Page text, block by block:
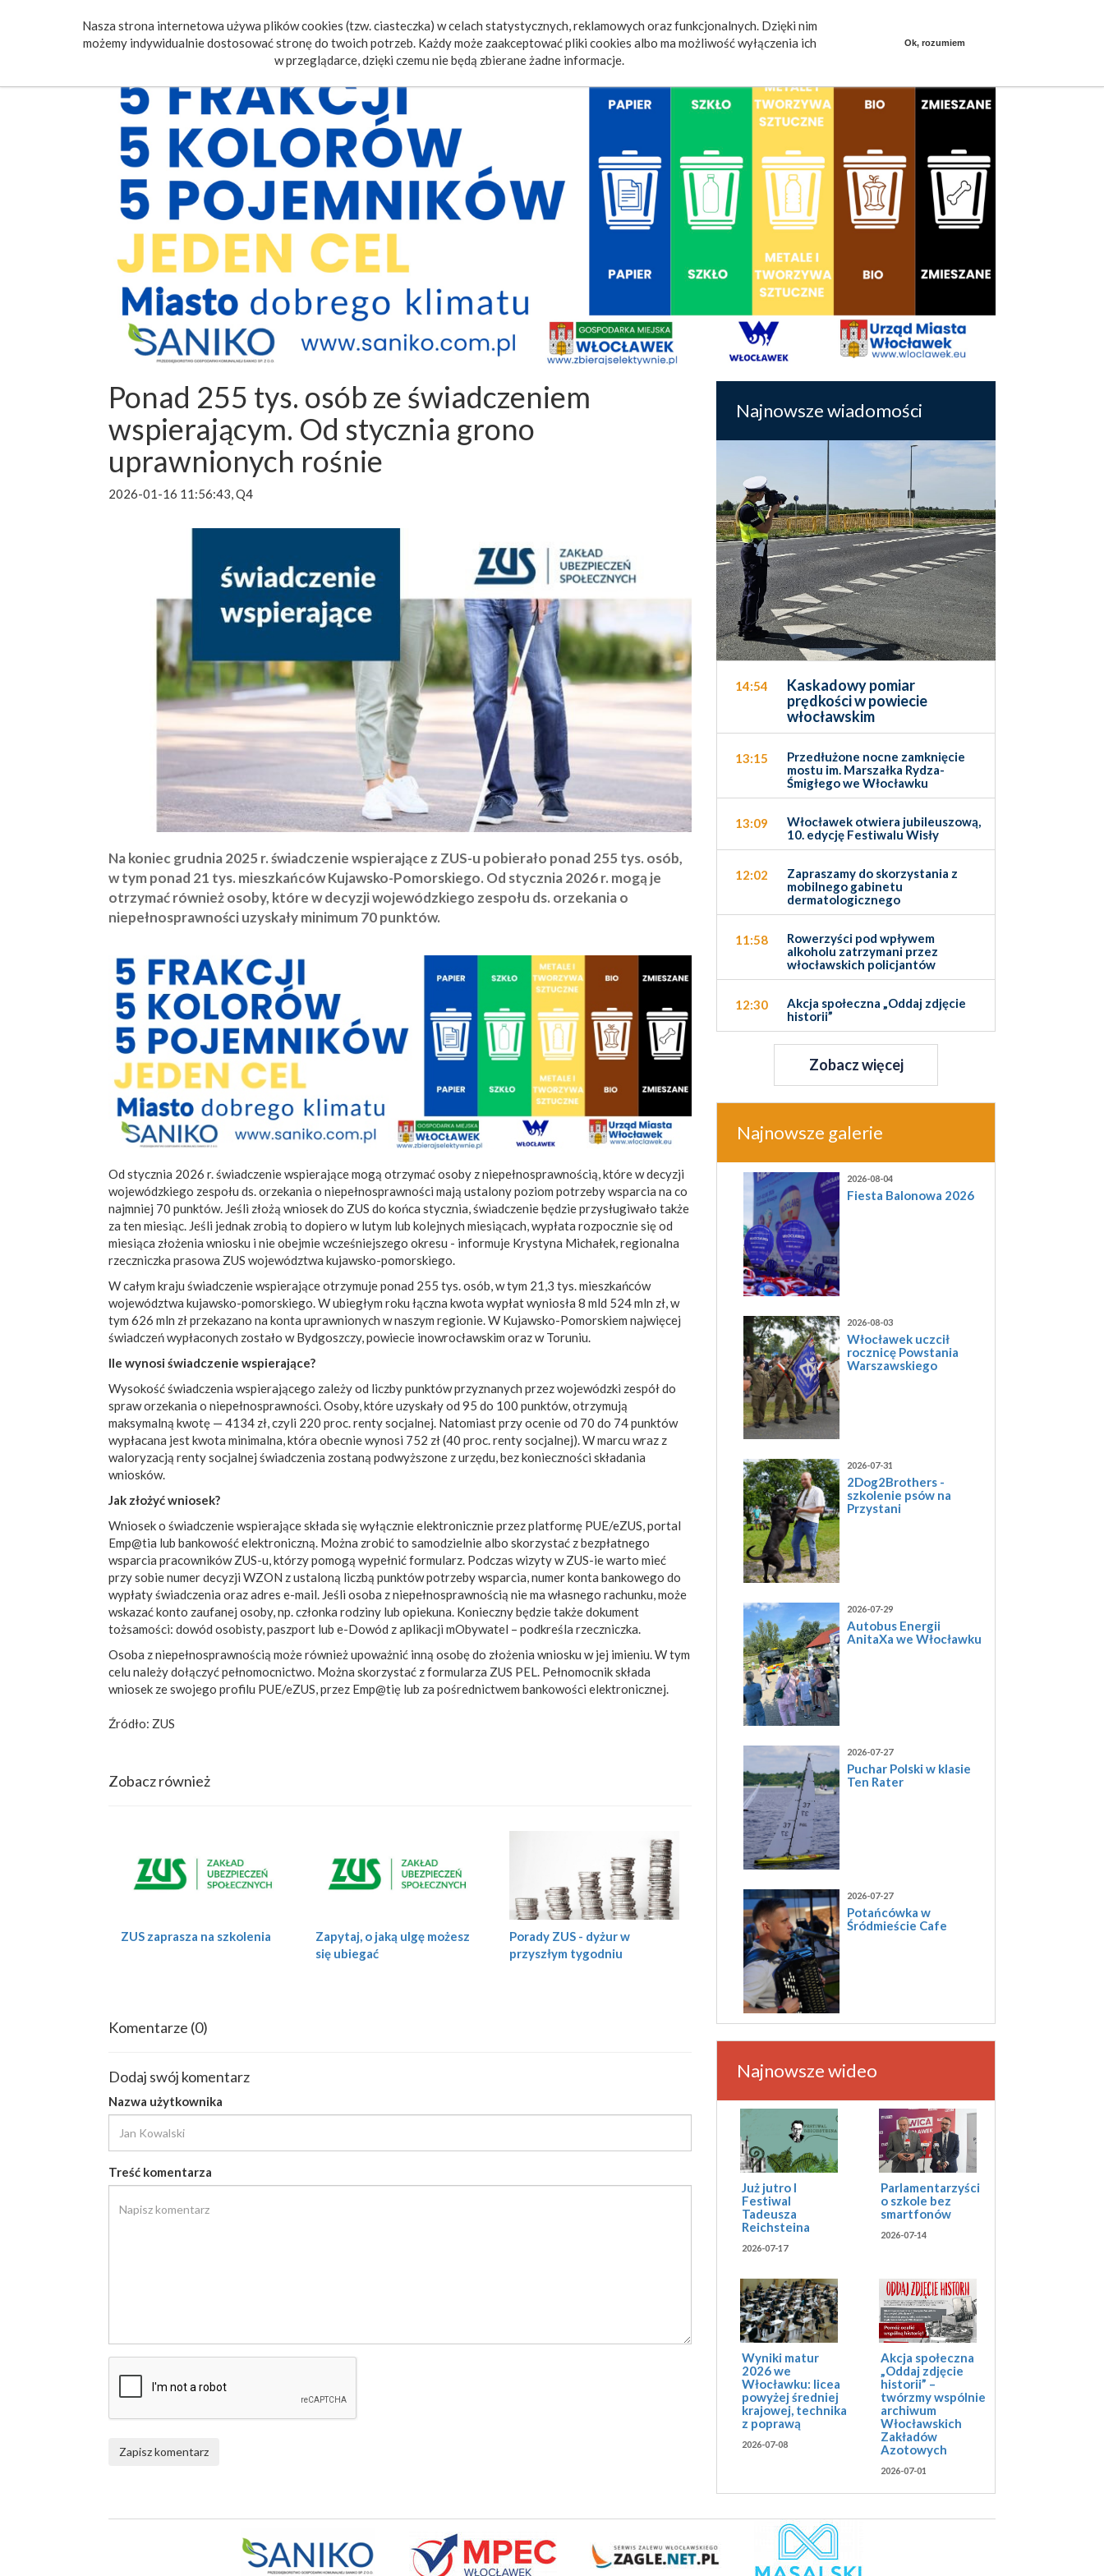
Nasza strona internetowa używa plików cookies (tzw. ciasteczka) w celach statystycznych, reklamowych oraz funkcjonalnych. Dzięki nim
możemy indywidualnie dostosować stronę do twoich potrzeb. Każdy może zaakceptować pliki cookies albo ma możliwość wyłączenia ich
w przeglądarce, dzięki czemu nie będą zbierane żadne informacje.
Ok, rozumiem
Poczta Wydarzenia Ogłoszenia Video Fotorelacje Mieszkańcy mówią
Ponad 255 tys. osób ze świadczeniem
wspierającym. Od stycznia grono
uprawnionych rośnie
2026-01-16 11:56:43, Q4
Na koniec grudnia 2025 r. świadczenie wspierające z ZUS-u pobierało ponad 255 tys. osób,
w tym ponad 21 tys. mieszkańców Kujawsko-Pomorskiego. Od stycznia 2026 r. mogą je
otrzymać również osoby, które w decyzji wojewódzkiego zespołu ds. orzekania o
niepełnosprawności uzyskały minimum 70 punktów.
Od stycznia 2026 r. świadczenie wspierające mogą otrzymać osoby z niepełnosprawnością, które w decyzji
wojewódzkiego zespołu ds. orzekania o niepełnosprawności mają ustalony poziom potrzeby wsparcia na co
najmniej 70 punktów. Jeśli złożą wniosek do ZUS do końca stycznia, świadczenie będzie przysługiwało także
za ten miesiąc. Jeśli jednak zrobią to dopiero w lutym lub kolejnych miesiącach, wypłata rozpocznie się od
miesiąca złożenia wniosku i nie obejmie wcześniejszego okresu - informuje Krystyna Michałek, regionalna
rzeczniczka prasowa ZUS województwa kujawsko-pomorskiego.
W całym kraju świadczenie wspierające otrzymuje ponad 255 tys. osób, w tym 21,3 tys. mieszkańców
województwa kujawsko-pomorskiego. W ubiegłym roku łączna kwota wypłat wyniosła 8 mld 524 mln zł, w
tym 626 mln zł przekazano na konta uprawnionych w naszym regionie. W Kujawsko-Pomorskiem najwięcej
świadczeń wypłaconych zostało w Bydgoszczy, powiecie inowrocławskim oraz w Toruniu.
Ile wynosi świadczenie wspierające?
Wysokość świadczenia wspierającego zależy od liczby punktów przyznanych przez wojewódzki zespół do
spraw orzekania o niepełnosprawności. Osoby, które uzyskały od 95 do 100 punktów, otrzymują
maksymalną kwotę — 4134 zł, czyli 220 proc. renty socjalnej. Natomiast przy ocenie od 70 do 74 punktów
wypłacana jest kwota minimalna, która obecnie wynosi 752 zł (40 proc. renty socjalnej). W marcu wraz z
waloryzacją renty socjalnej świadczenia zostaną podwyższone z urzędu, bez konieczności składania
wniosków.
Jak złożyć wniosek?
Wniosek o świadczenie wspierające składa się wyłącznie elektronicznie przez platformę PUE/eZUS, portal
Emp@tia lub bankowość elektroniczną. Można zrobić to samodzielnie albo skorzystać z bezpłatnego
wsparcia pracowników ZUS-u, którzy pomogą wypełnić formularz. Podczas wizyty w ZUS-ie warto mieć
przy sobie numer decyzji WZON z ustaloną liczbą punktów potrzeby wsparcia, numer konta bankowego do
wypłaty świadczenia oraz adres e-mail. Jeśli osoba z niepełnosprawnością nie ma własnego rachunku, może
wskazać konto zaufanej osoby, np. członka rodziny lub opiekuna. Konieczny będzie także dokument
tożsamości: dowód osobisty, paszport lub e-Dowód z aplikacji mObywatel – podkreśla rzeczniczka.
Osoba z niepełnosprawnością może również upoważnić inną osobę do złożenia wniosku w jej imieniu. W tym
celu należy dołączyć pełnomocnictwo. Można skorzystać z formularza ZUS PEL. Pełnomocnik składa
wniosek ze swojego profilu PUE/eZUS, przez Emp@tię lub za pośrednictwem bankowości elektronicznej.
Źródło: ZUS
Zobacz również
ZUS zaprasza na szkolenia
Zapytaj, o jaką ulgę możesz
się ubiegać
Porady ZUS - dyżur w
przyszłym tygodniu
Komentarze (0)
Dodaj swój komentarz
Nazwa użytkownika
Treść komentarza
Zapisz komentarz
Najnowsze wiadomości
14:54
Kaskadowy pomiar
prędkości w powiecie
włocławskim
13:15
Przedłużone nocne zamknięcie
mostu im. Marszałka Rydza-
Śmigłego we Włocławku
13:09
Włocławek otwiera jubileuszową,
10. edycję Festiwalu Wisły
12:02
Zapraszamy do skorzystania z
mobilnego gabinetu
dermatologicznego
11:58
Rowerzyści pod wpływem
alkoholu zatrzymani przez
włocławskich policjantów
12:30
Akcja społeczna „Oddaj zdjęcie
historii”
Zobacz więcej
Najnowsze galerie
2026-08-04
Fiesta Balonowa 2026
2026-08-03
Włocławek uczcił
rocznicę Powstania
Warszawskiego
2026-07-31
2Dog2Brothers -
szkolenie psów na
Przystani
2026-07-29
Autobus Energii
AnitaXa we Włocławku
2026-07-27
Puchar Polski w klasie
Ten Rater
2026-07-27
Potańcówka w
Śródmieście Cafe
Najnowsze wideo
Już jutro I
Festiwal
Tadeusza
Reichsteina
2026-07-17
Parlamentarzyści
o szkole bez
smartfonów
2026-07-14
Wyniki matur
2026 we
Włocławku: licea
powyżej średniej
krajowej, technika
z poprawą
2026-07-08
Akcja społeczna
„Oddaj zdjęcie
historii” –
twórzmy wspólnie
archiwum
Włocławskich
Zakładów
Azotowych
2026-07-01